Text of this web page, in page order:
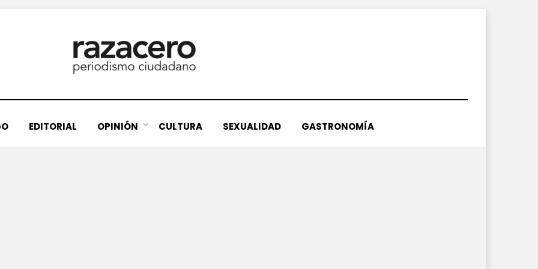
EDITORIAL OPINIÓN CULTURA SEXUALIDAD GASTRONOMÍA